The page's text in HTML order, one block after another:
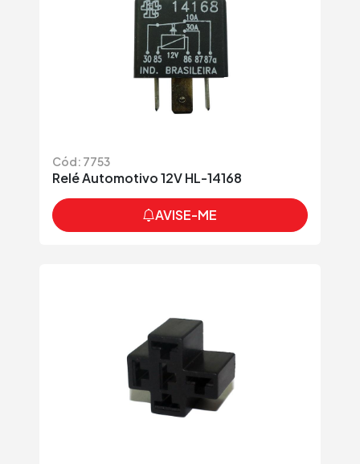
Cód: 7753
Relé Automotivo 12V HL-14168
AVISE-ME